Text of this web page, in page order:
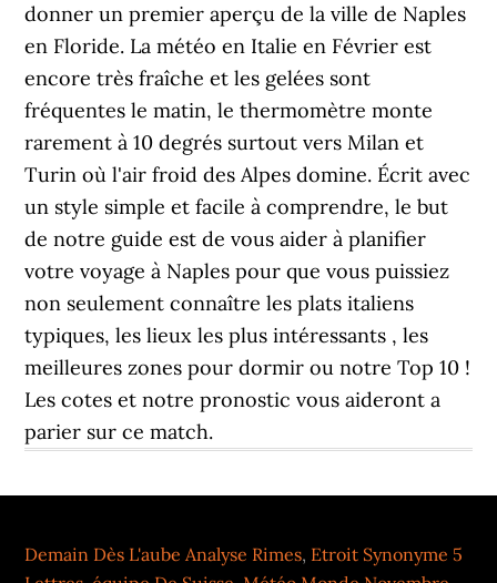
donner un premier aperçu de la ville de Naples
en Floride. La météo en Italie en Février est
encore très fraîche et les gelées sont
fréquentes le matin, le thermomètre monte
rarement à 10 degrés surtout vers Milan et
Turin où l'air froid des Alpes domine. Écrit avec
un style simple et facile à comprendre, le but
de notre guide est de vous aider à planifier
votre voyage à Naples pour que vous puissiez
non seulement connaître les plats italiens
typiques, les lieux les plus intéressants , les
meilleures zones pour dormir ou notre Top 10 !
Les cotes et notre pronostic vous aideront a
parier sur ce match.
Demain Dès L'aube Analyse Rimes, Etroit Synonyme 5